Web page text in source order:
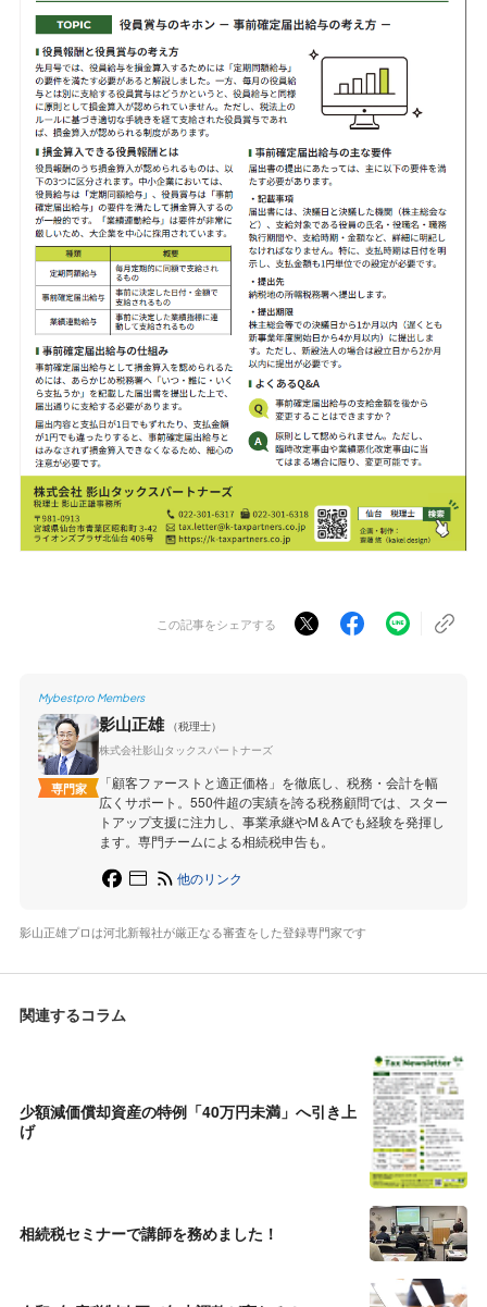
この記事をシェアする
Mybestpro Members
専門家
影山正雄
（税理士）
株式会社影山タックスパートナーズ
「顧客ファーストと適正価格」を徹底し、税務・会計を幅
広くサポート。550件超の実績を誇る税務顧問では、スター
トアップ支援に注力し、事業承継やM＆Aでも経験を発揮し
ます。専門チームによる相続税申告も。
他のリンク
影山正雄プロは河北新報社が厳正なる審査をした登録専門家です
関連するコラム
少額減価償却資産の特例「40万円未満」へ引き上
げ
相続税セミナーで講師を務めました！